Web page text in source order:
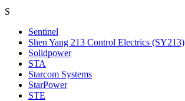
S
Sentinel
Shen Yang 213 Control Electrics (SY213)
Solidpower
STA
Starcom Systems
StarPower
STE